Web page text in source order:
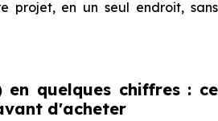
projet, en un seul endroit, sans
en quelques chiffres : ce
d'acheter